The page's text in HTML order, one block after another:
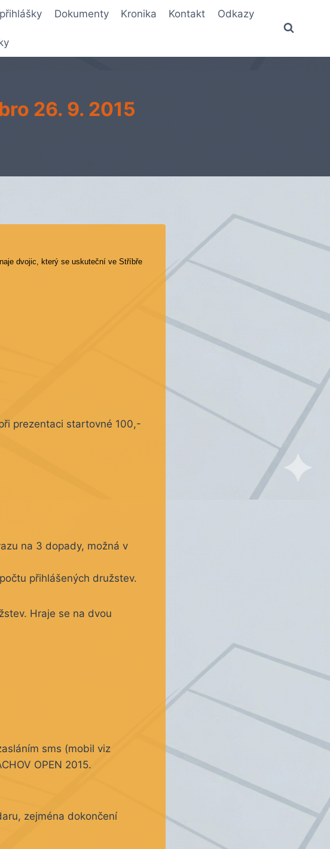
Dokumenty Kronika Kontakt Odkazy
26. 9. 2015
dvojic, který se uskuteční ve Stříbře
prezentaci startovné 100,-
na 3 dopady, možná v
přihlášených družstev.
Hraje se na dvou
sms (mobil viz
OPEN 2015.
zejména dokončení